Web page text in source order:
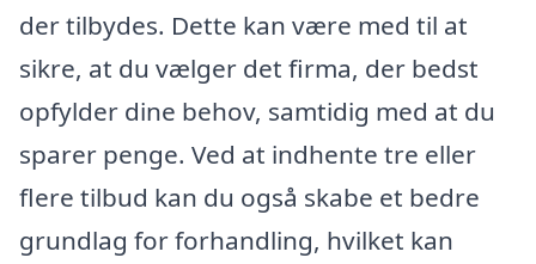
der tilbydes. Dette kan være med til at
sikre, at du vælger det firma, der bedst
opfylder dine behov, samtidig med at du
sparer penge. Ved at indhente tre eller
flere tilbud kan du også skabe et bedre
grundlag for forhandling, hvilket kan